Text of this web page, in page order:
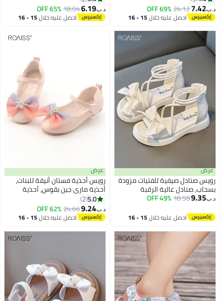
3
شاطئي كاجوال صيفي بنعل
مطاطي مضاد للانزلاق، حذاء خارجي
مريح للأطفال الصغار
د.ب‏7.42
24.12
69% OFF
احصل عليه خلال 15 - 16
اغسطس
2
مضاد للانزلاق، مناسب للحفلات أو
الأعراس أو المدرسة أو الارتداء
اليومي أو المناسبات الأخرى
د.ب‏6.19
18.04
65% OFF
احصل عليه خلال 15 - 16
اغسطس
عرض
رويس صنادل صيفية للفتيات مزودة
بسحاب، صنادل عالية الرقبة
ومفتوحة من الأمام، أحذية مسطحة
بعقدة على شكل فيونكة، صنادل
أنيقة للفتيات تسمح بمرور الهواء
ومضادة للانزلاق، مناسبة للارتداء
اليومي والأنشطة الخارجية
د.ب‏9.35
18.58
49% OFF
احصل عليه خلال 15 - 16
2
عرض
رويس أحذية فستان أنيقة للبنات،
أحذية ماري جين بقوس، أحذية
مسطحة فريدة بنعل مضاد للانزلاق،
مناسبة للحفلات وحفلات الزفاف
والمدرسة والارتداء اليومي أو
المناسبات الأخرى
5.0
2
د.ب‏9.24
24.66
62% OFF
احصل عليه خلال 15 - 16